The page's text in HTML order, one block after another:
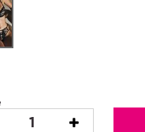
1